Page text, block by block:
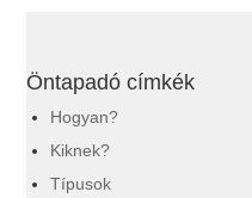
Öntapadó címkék
Hogyan?
Kiknek?
Típusok